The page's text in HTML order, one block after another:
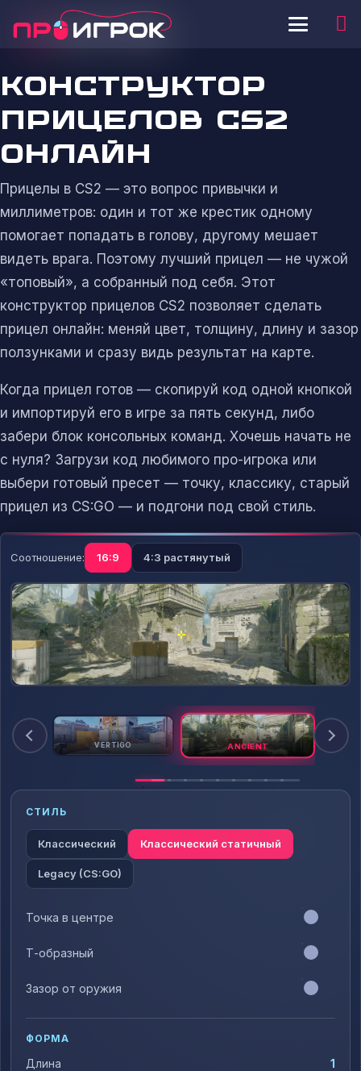
КОНСТРУКТОР
ПРИЦЕЛОВ CS2
ОНЛАЙН
Прицелы в CS2 — это вопрос привычки и
миллиметров: один и тот же крестик одному
помогает попадать в голову, другому мешает
видеть врага. Поэтому лучший прицел — не чужой
«топовый», а собранный под себя. Этот
конструктор прицелов CS2 позволяет сделать
прицел онлайн: меняй цвет, толщину, длину и зазор
ползунками и сразу видь результат на карте.
Когда прицел готов — скопируй код одной кнопкой
и импортируй его в игре за пять секунд, либо
забери блок консольных команд. Хочешь начать не
с нуля? Загрузи код любимого про-игрока или
выбери готовый пресет — точку, классику, старый
прицел из CS:GO — и подгони под свой стиль.
Соотношение: 16:9 4:3 растянутый
VERTIGO ANCIENT
СТИЛЬ
Классический Классический статичный
Legacy (CS:GO)
Точка в центре
Т-образный
Зазор от оружия
ФОРМА
Длина 1